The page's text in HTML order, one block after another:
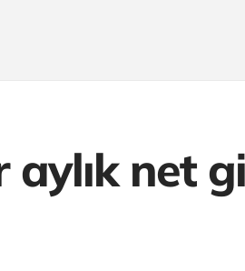
aylık net